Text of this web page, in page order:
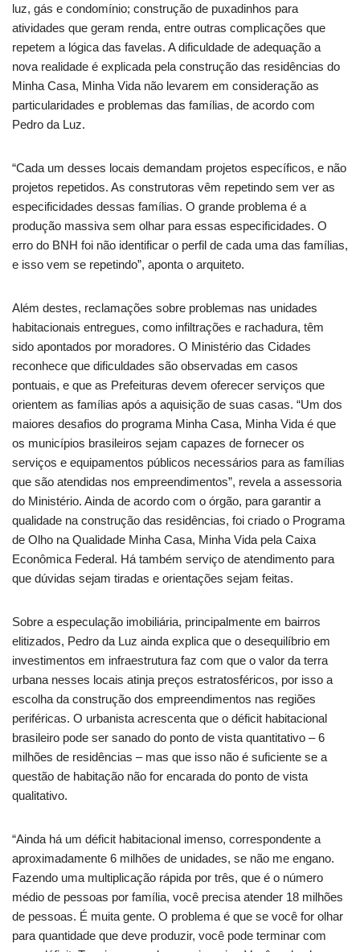
luz, gás e condomínio; construção de puxadinhos para
atividades que geram renda, entre outras complicações que
repetem a lógica das favelas. A dificuldade de adequação a
nova realidade é explicada pela construção das residências do
Minha Casa, Minha Vida não levarem em consideração as
particularidades e problemas das famílias, de acordo com
Pedro da Luz.
“Cada um desses locais demandam projetos específicos, e não
projetos repetidos. As construtoras vêm repetindo sem ver as
especificidades dessas famílias. O grande problema é a
produção massiva sem olhar para essas especificidades. O
erro do BNH foi não identificar o perfil de cada uma das famílias,
e isso vem se repetindo”, aponta o arquiteto.
Além destes, reclamações sobre problemas nas unidades
habitacionais entregues, como infiltrações e rachadura, têm
sido apontados por moradores. O Ministério das Cidades
reconhece que dificuldades são observadas em casos
pontuais, e que as Prefeituras devem oferecer serviços que
orientem as famílias após a aquisição de suas casas. “Um dos
maiores desafios do programa Minha Casa, Minha Vida é que
os municípios brasileiros sejam capazes de fornecer os
serviços e equipamentos públicos necessários para as famílias
que são atendidas nos empreendimentos”, revela a assessoria
do Ministério. Ainda de acordo com o órgão, para garantir a
qualidade na construção das residências, foi criado o Programa
de Olho na Qualidade Minha Casa, Minha Vida pela Caixa
Econômica Federal. Há também serviço de atendimento para
que dúvidas sejam tiradas e orientações sejam feitas.
Sobre a especulação imobiliária, principalmente em bairros
elitizados, Pedro da Luz ainda explica que o desequilíbrio em
investimentos em infraestrutura faz com que o valor da terra
urbana nesses locais atinja preços estratosféricos, por isso a
escolha da construção dos empreendimentos nas regiões
periféricas. O urbanista acrescenta que o déficit habitacional
brasileiro pode ser sanado do ponto de vista quantitativo – 6
milhões de residências – mas que isso não é suficiente se a
questão de habitação não for encarada do ponto de vista
qualitativo.
“Ainda há um déficit habitacional imenso, correspondente a
aproximadamente 6 milhões de unidades, se não me engano.
Fazendo uma multiplicação rápida por três, que é o número
médio de pessoas por família, você precisa atender 18 milhões
de pessoas. É muita gente. O problema é que se você for olhar
para quantidade que deve produzir, você pode terminar com